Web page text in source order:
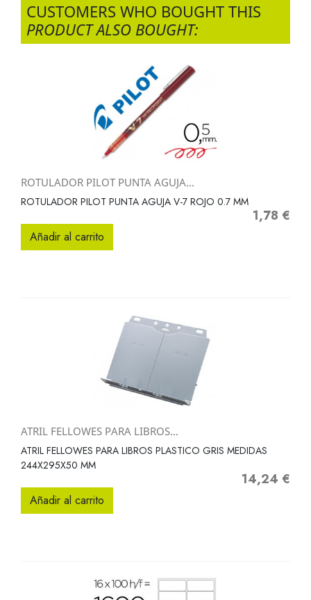
CUSTOMERS WHO BOUGHT THIS
PRODUCT ALSO BOUGHT:
ROTULADOR PILOT PUNTA AGUJA...
ROTULADOR PILOT PUNTA AGUJA V-7 ROJO 0.7 MM
Precio
1,78 €
Añadir al carrito
ATRIL FELLOWES PARA LIBROS...
ATRIL FELLOWES PARA LIBROS PLASTICO GRIS MEDIDAS
244X295X50 MM
Precio
14,24 €
Añadir al carrito